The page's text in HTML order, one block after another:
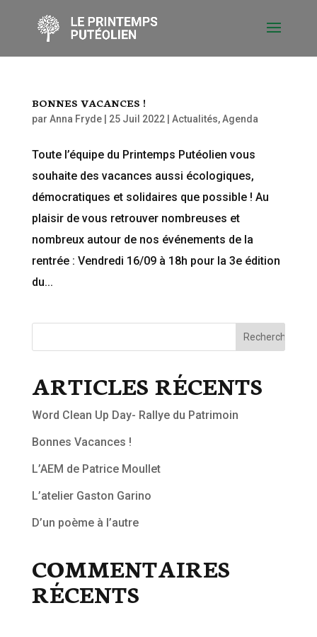
BONNES VACANCES !
par Anna Fryde| 25 Juil 2022| Actualités,Agenda
Toute l’équipe du Printemps Putéolien vous
souhaite des vacances aussi écologiques,
démocratiques et solidaires que possible ! Au
plaisir de vous retrouver nombreuses et
nombreux autour de nos événements de la
rentrée : Vendredi 16/09 à 18h pour la 3e édition
du...
ARTICLES RÉCENTS
Word Clean Up Day- Rallye du Patrimoin
Bonnes Vacances !
L’AEM de Patrice Moullet
L’atelier Gaston Garino
D’un poème à l’autre
COMMENTAIRES
RÉCENTS